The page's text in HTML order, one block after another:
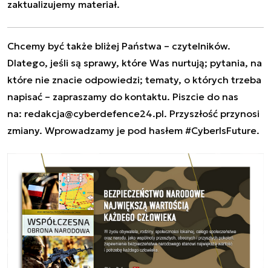
zaktualizujemy materiał.
Chcemy być także bliżej Państwa – czytelników.
Dlatego, jeśli są sprawy, które Was nurtują; pytania, na
które nie znacie odpowiedzi; tematy, o których trzeba
napisać – zapraszamy do kontaktu. Piszcie do nas
na: redakcja@cyberdefence24.pl. Przyszłość przynosi
zmiany. Wprowadzamy je pod hasłem #CyberIsFuture.